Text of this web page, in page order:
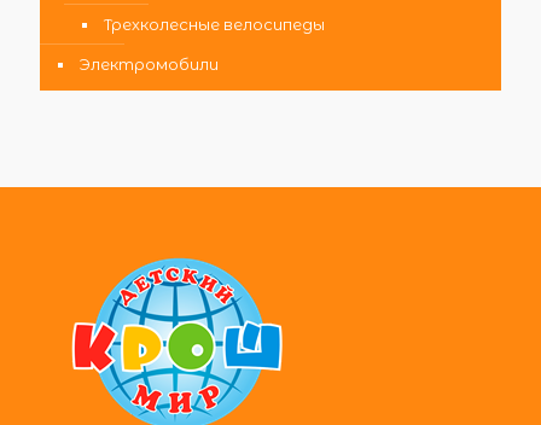
Трехколесные велосипеды
Электромобили